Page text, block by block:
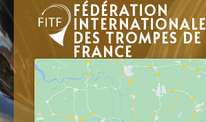
FÉDÉRATION
INTERNATIONALE
DES TROMPES DE
FRANCE